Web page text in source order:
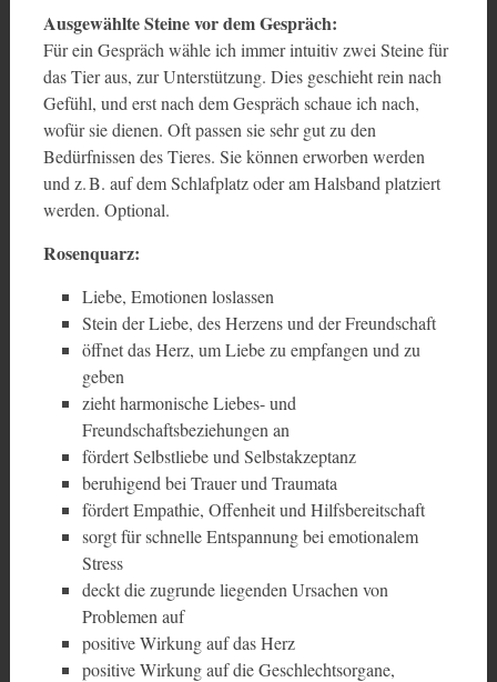
Ausgewählte Steine vor dem Gespräch:
Für ein Gespräch wähle ich immer intuitiv zwei Steine für
das Tier aus, zur Unterstützung. Dies geschieht rein nach
Gefühl, und erst nach dem Gespräch schaue ich nach,
wofür sie dienen. Oft passen sie sehr gut zu den
Bedürfnissen des Tieres. Sie können erworben werden
und z. B. auf dem Schlafplatz oder am Halsband platziert
werden. Optional.
Rosenquarz:
Liebe, Emotionen loslassen
Stein der Liebe, des Herzens und der Freundschaft
öffnet das Herz, um Liebe zu empfangen und zu
geben
zieht harmonische Liebes- und
Freundschaftsbeziehungen an
fördert Selbstliebe und Selbstakzeptanz
beruhigend bei Trauer und Traumata
fördert Empathie, Offenheit und Hilfsbereitschaft
sorgt für schnelle Entspannung bei emotionalem
Stress
deckt die zugrunde liegenden Ursachen von
Problemen auf
positive Wirkung auf das Herz
positive Wirkung auf die Geschlechtsorgane,